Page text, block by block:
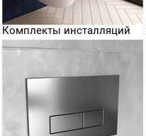
Комплекты инсталляций